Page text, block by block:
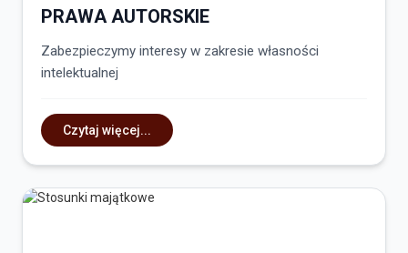
PRAWA AUTORSKIE
Zabezpieczymy interesy w zakresie własności
intelektualnej
Czytaj więcej...